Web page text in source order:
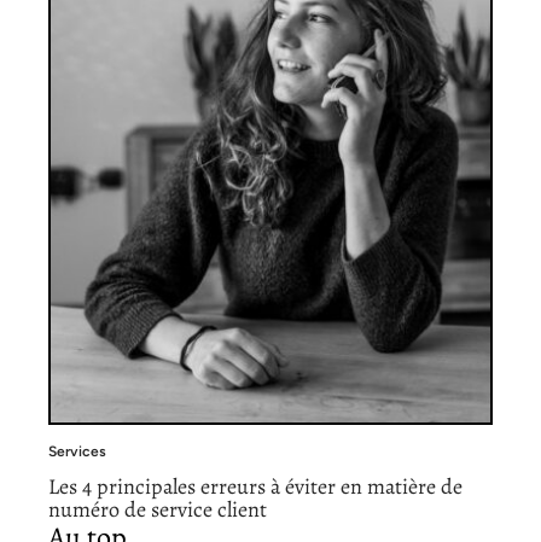
Services
Les 4 principales erreurs à éviter en matière de
numéro de service client